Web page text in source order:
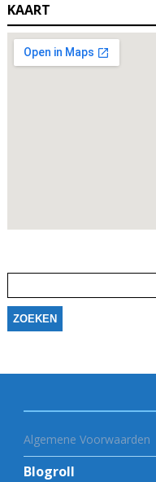
KAART
naar:
Algemene Voorwaarden
Blogroll